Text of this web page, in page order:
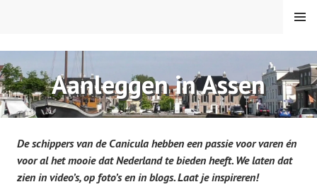
VAREN MET DE CANICULA
MENU
Aanleggen in Assen
De schippers van de Canicula hebben een passie voor varen én
voor al het mooie dat Nederland te bieden heeft. We laten dat
zien in video’s, op foto’s en in blogs. Laat je inspireren!